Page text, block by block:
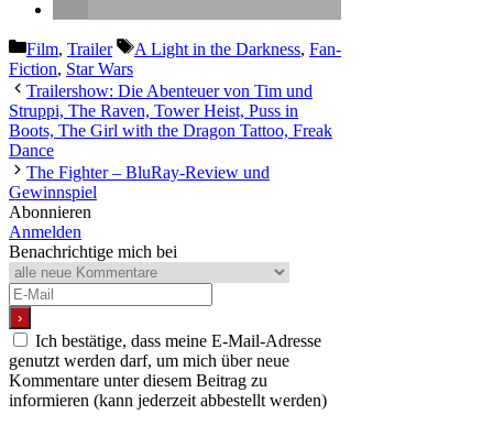
Kategorien
Film, Trailer Schlagwörter
A Light in the Darkness, Fan-
Fiction, Star Wars
Trailershow: Die Abenteuer von Tim und
Struppi, The Raven, Tower Heist, Puss in
Boots, The Girl with the Dragon Tattoo, Freak
Dance
The Fighter – BluRay-Review und
Gewinnspiel
Abonnieren
Anmelden
Benachrichtige mich bei
Ich bestätige, dass meine E-Mail-Adresse
genutzt werden darf, um mich über neue
Kommentare unter diesem Beitrag zu
informieren (kann jederzeit abbestellt werden)